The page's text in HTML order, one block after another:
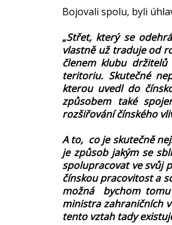
Bojovali spolu, byli
„Střet, který se
vlastně už traduje od
členem klubu
teritoriu. Skutečné
kterou uvedl do
způsobem také
rozšiřování čínského
A to, co je skutečně
je způsob jakým se
spolupracovat ve svůj
čínskou pracovitost a
možná bychom
ministra zahraničních
tento vztah tady